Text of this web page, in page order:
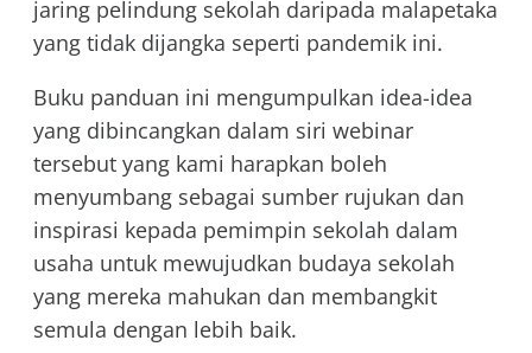
jaring pelindung sekolah daripada malapetaka
yang tidak dijangka seperti pandemik ini.
Buku panduan ini mengumpulkan idea-idea
yang dibincangkan dalam siri webinar
tersebut yang kami harapkan boleh
menyumbang sebagai sumber rujukan dan
inspirasi kepada pemimpin sekolah dalam
usaha untuk mewujudkan budaya sekolah
yang mereka mahukan dan membangkit
semula dengan lebih baik.